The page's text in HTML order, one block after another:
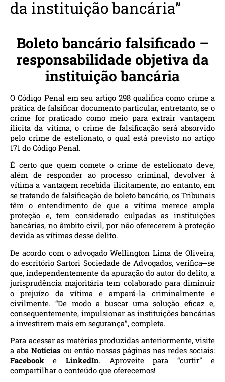
da instituição bancária”
Boleto bancário falsificado –
responsabilidade objetiva da
instituição bancária
O Código Penal em seu artigo 298 qualifica como crime a
prática de falsificar documento particular, entretanto, se o
crime for praticado como meio para extrair vantagem
ilícita da vítima, o crime de falsificação será absorvido
pelo crime de estelionato, o qual está previsto no artigo
171 do Código Penal.
É certo que quem comete o crime de estelionato deve,
além de responder ao processo criminal, devolver à
vítima a vantagem recebida ilicitamente, no entanto, em
se tratando de falsificação de boleto bancário, os Tribunais
têm o entendimento de que a vítima merece ampla
proteção e, tem considerado culpadas as instituições
bancárias, no âmbito civil, por não oferecerem à proteção
devida as vítimas desse delito.
De acordo com o advogado Wellington Lima de Oliveira,
do escritório Sartori Sociedade de Advogados, verifica–se
que, independentemente da apuração do autor do delito, a
jurisprudência majoritária tem colaborado para diminuir
o prejuízo da vítima e ampará-la criminalmente e
civilmente. “De modo a buscar uma solução eficaz e,
consequentemente, impulsionar as instituições bancárias
a investirem mais em segurança”, completa.
Para acessar as matérias produzidas anteriormente, visite
a aba Notícias ou então nossas páginas nas redes sociais:
Facebooke LinkedIn. Aproveite para “curtir” e
compartilhar o conteúdo que oferecemos!